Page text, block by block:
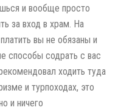
и вообще просто
за вход в храм. На
вы не обязаны и
способы содрать с вас
ходить туда
и турпоходах, это
и ничего